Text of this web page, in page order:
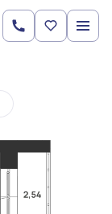
4 121 758 руб.